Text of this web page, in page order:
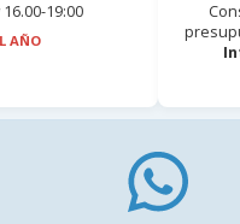
19:00
AÑO